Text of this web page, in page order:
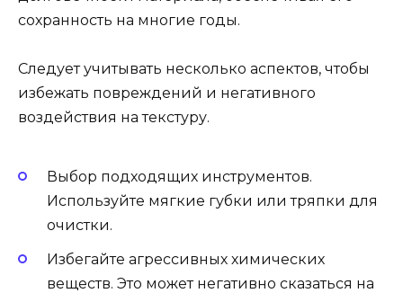
сохранность на многие годы.
Следует учитывать несколько аспектов, чтобы
избежать повреждений и негативного
воздействия на текстуру.
Выбор подходящих инструментов.
Используйте мягкие губки или тряпки для
очистки.
Избегайте агрессивных химических
веществ. Это может негативно сказаться на